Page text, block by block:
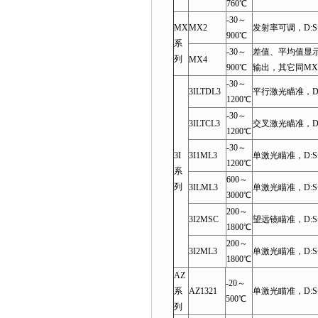
760℃
MX
系
列
MX2
-30～
900℃
发射率可调，
MX4
-30～
900℃
差值、平均值显
输出，其它同
3I
系
列
3ILTDL3
-30～
1200℃
平行激光瞄准，
3ILTCL3
-30～
1200℃
交叉激光瞄准，
3I1ML3
-30～
1200℃
单激光瞄准，
3ILML3
600～
3000℃
单激光瞄准，
3I2MSC
200～
1800℃
望远镜瞄准，
3I2ML3
200～
1800℃
单激光瞄准，
AZ
系
列
AZ1321
-20～
500℃
单激光瞄准，